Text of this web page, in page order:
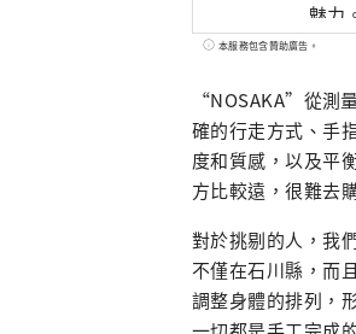
魅力
本服務包含贊助廣告。
“NOSAKA”從測
確的行走方式、手
度和質感，以及平
方比較遠，很難去
對於挑剔的人，我
不僅在石川縣，而
調整身體的排列，